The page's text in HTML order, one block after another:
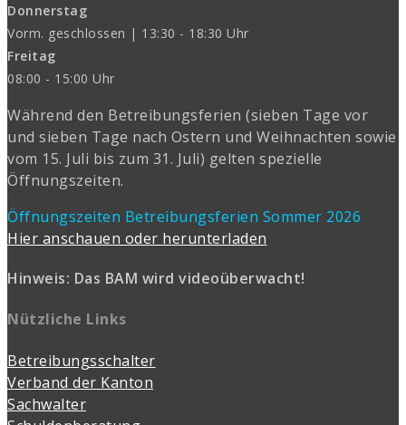
Donnerstag
Vorm. geschlossen | 13:30 - 18:30 Uhr
Freitag
08:00 - 15:00 Uhr
Während den Betreibungsferien (sieben Tage vor
und sieben Tage nach Ostern und Weihnachten sowie
vom 15. Juli bis zum 31. Juli) gelten spezielle
Öffnungszeiten.
Öffnungszeiten Betreibungsferien Sommer 2026
Hier anschauen oder herunterladen
Hinweis: Das BAM wird videoüberwacht!
Nützliche Links
Betreibungsschalter
Verband der Kanton
Sachwalter